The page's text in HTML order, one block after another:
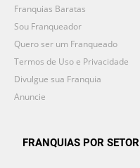
Franquias Baratas
Sou Franqueador
Quero ser um Franqueado
Termos de Uso e Privacidade
Divulgue sua Franquia
Anuncie
FRANQUIAS POR SETOR